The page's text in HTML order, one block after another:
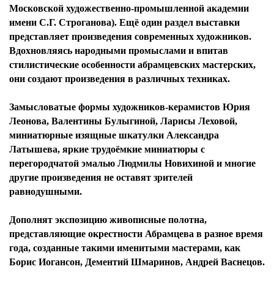
Московской художественно-промышленной академии
имени С.Г. Строганова). Ещё один раздел выставки
представляет произведения современных художников.
Вдохновляясь народными промыслами и впитав
стилистические особенности абрамцевских мастерских,
они создают произведения в различных техниках.
Замысловатые формы художников-керамистов Юрия
Леонова, Валентины Булыгиной, Ларисы Леховой,
миниатюрные изящные шкатулки Александра
Латышева, яркие трудоёмкие миниатюры с
перегородчатой эмалью Людмилы Новихиной и многие
другие произведения не оставят зрителей
равнодушными.
Дополнят экспозицию живописные полотна,
представляющие окрестности Абрамцева в разное время
года, созданные такими именитыми мастерами, как
Борис Иогансон, Дементий Шмаринов, Андрей Васнецов.